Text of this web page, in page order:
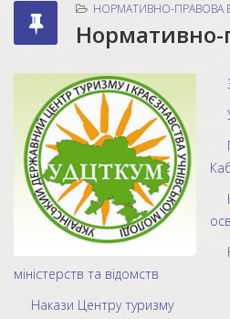
НОРМАТИВНО-ПРАВОВА
Нормативно-
міністерств та відомств
Накази Центру туризму